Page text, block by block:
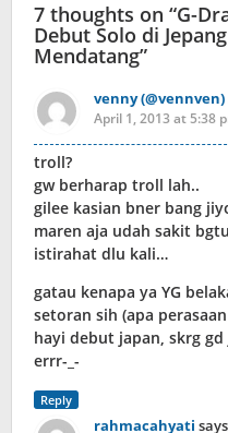
7 thoughts on “G-
Debut Solo di
Mendatang”
venny (@vennven)
April 1, 2013 at 5:38
troll?
gw berharap troll lah..
gilee kasian bner bang
maren aja udah sakit
istirahat dlu kali…
gatau kenapa ya YG
setoran sih (apa perasaan
hayi debut japan, skrg gd
errr-_-
Reply
rahmacahyati